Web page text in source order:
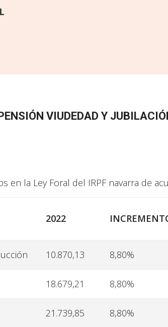
VIUDEDAD Y
en la Ley Foral del IRPF navarra de
2022
10.870,13 8,80%
18.679,21 8,80%
21.739,85 8,80%